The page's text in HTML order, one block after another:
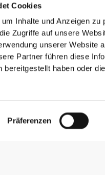
Cookies
Inhalte und Anzeigen
Zugriffe auf unsere
unserer Website
Partner führen diese
bereitgestellt haben oder
Präferenzen